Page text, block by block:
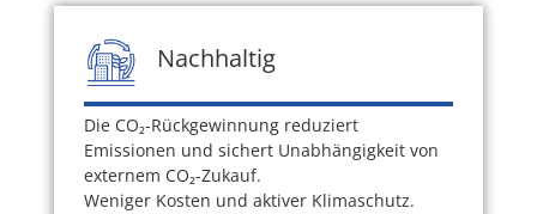
Nachhaltig
Die CO₂-Rückgewinnung reduziert
Emissionen und sichert Unabhängigkeit von
externem CO₂-Zukauf.
Weniger Kosten und aktiver Klimaschutz.